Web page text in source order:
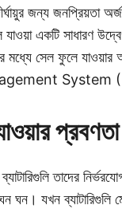
জন্য জনপ্রিয়তা
একটি সাধারণ
মধ্যে সেল ফুলে
System (BMS)
প্রবণতা
তাদের
ঘন। যখন